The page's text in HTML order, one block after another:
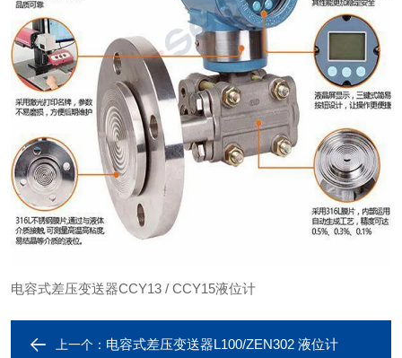
电容式差压变送器CCY13 / CCY15液位计
上一个： 电容式差压变送器L100/ZEN302 液位计